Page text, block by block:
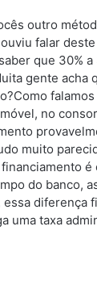
outro
falar
que 30%
gente acha
no
muito
do banco,
diferença
uma taxa